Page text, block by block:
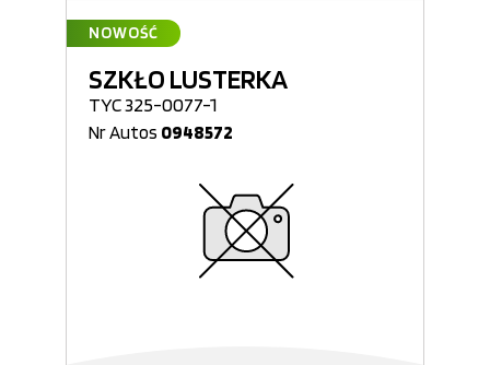
NOWOŚĆ
SZKŁO LUSTERKA
TYC 325-0077-1
Nr Autos 0948572